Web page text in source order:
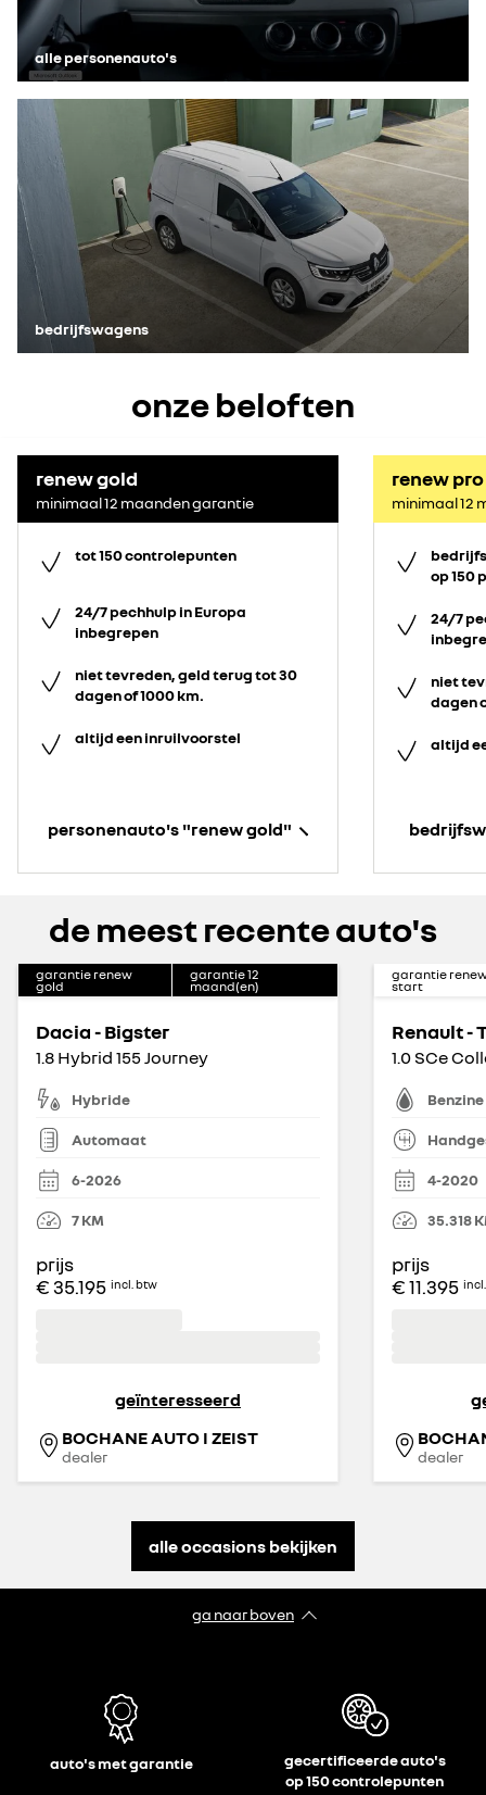
alle personenauto's
bedrijfswagens
onze beloften
renew gold
minimaal 12 maanden garantie
tot 150 controlepunten
24/7 pechhulp in Europa
inbegrepen
niet tevreden, geld terug tot 30
dagen of 1000 km.
altijd een inruilvoorstel
personenauto's "renew gold"
renew pro
minimaal 12
op 150
24/7
niet
dagen
altijd
de meest recente auto's
garantie renew
gold
garantie12
maand(en)
Dacia - Bigster
1.8 Hybrid 155 Journey
Hybride
Automaat
6-2026
7KM
prijs
€ 35.195 incl. btw
geïnteresseerd
BOCHANE AUTO I ZEIST
dealer
garantie
start
Renault -
1.0 SCe
Benzine
4-2020
35.318
prijs
€ 11.395
dealer
alle occasions bekijken
ga naar boven
auto's met garantie
gecertificeerde auto's
op 150 controlepunten